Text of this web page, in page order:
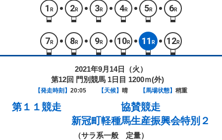
1 R 2R 3R 4R 5R 6R
7 R 8R 9R 10R 11 R 12R
2021年9月14日（火）
第12回 門別競馬 1日目 1200ｍ(外)
【発走時刻】 20:05 【天候】 晴 【馬場状態】 稍重
第１１競走
協賛競走
新冠町軽種馬生産振興会特別２
（サラ系一般 定量）